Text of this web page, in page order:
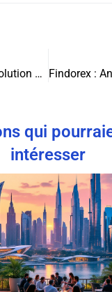
ElgeaWeb : La solution de gestion tout-en-un pour les auto-écoles
qui
intéresser